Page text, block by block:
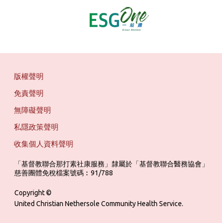
版權聲明
免責聲明
無障礙聲明
私隱政策聲明
收集個人資料聲明
「基督教聯合那打素社康服務」隸屬於「基督教聯合醫務協會」
慈善團體免稅檔案號碼︰91/788
Copyright ©
United Christian Nethersole Community Health Service.